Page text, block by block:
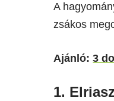
A
zsákos
Ajánló:3
1.